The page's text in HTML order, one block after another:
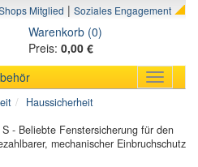
Mitglied | Soziales Engagement
Warenkorb (0)
Preis: 0,00 €
Toggle
Haussicherheit
- Beliebte Fenstersicherung für den
mechanischer Einbruchschutz